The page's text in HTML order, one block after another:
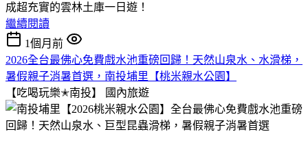
成超充實的雲林土庫一日遊！
繼續閱讀
1個月前
2026全台最佛心免費戲水池重磅回歸！天然山泉水、水滑梯，
暑假親子消暑首選，南投埔里【桃米親水公園】
【吃喝玩樂✭南投】
國內旅遊